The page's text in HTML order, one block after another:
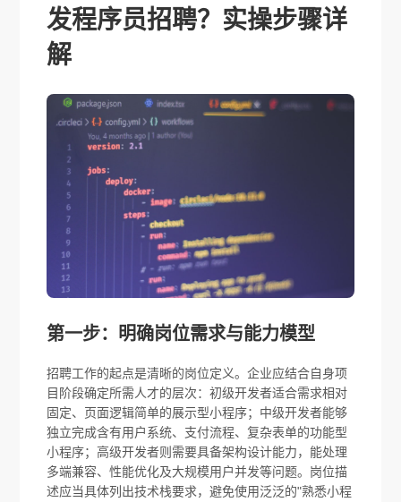
发程序员招聘？实操步骤详
解
第一步：明确岗位需求与能力模型
招聘工作的起点是清晰的岗位定义。企业应结合自身项
目阶段确定所需人才的层次：初级开发者适合需求相对
固定、页面逻辑简单的展示型小程序；中级开发者能够
独立完成含有用户系统、支付流程、复杂表单的功能型
小程序；高级开发者则需要具备架构设计能力，能处理
多端兼容、性能优化及大规模用户并发等问题。岗位描
述应当具体列出技术栈要求，避免使用泛泛的"熟悉小程